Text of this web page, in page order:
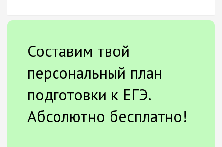
Составим твой
персональный план
подготовки к ЕГЭ.
Абсолютно бесплатно!